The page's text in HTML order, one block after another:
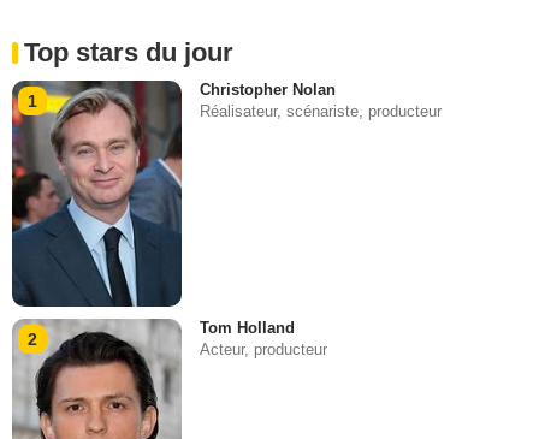
Top stars du jour
1
Christopher Nolan
Réalisateur, scénariste, producteur
2
Tom Holland
Acteur, producteur